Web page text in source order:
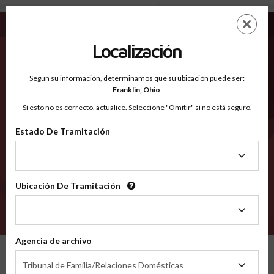
Andrew MO - Condados Reconocidos
EN
Condados Reconocidos
2600
Localización
Según su información, determinamos que su ubicación puede ser:
Franklin, Ohio.
Si esto no es correcto, actualice. Seleccione "Omitir" si no está seguro.
Estado De Tramitación
Tramitación
Ubicación De Tramitación
Tramitación
Agencia de archivo
Tribunal de Familia/Relaciones Domésticas
de